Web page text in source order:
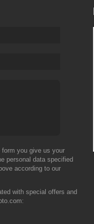
you give us your
personal data specified
according to our
with special offers and